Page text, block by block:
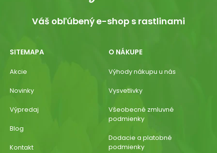
Váš obľúbený e-shop s rastlinami
SITEMAPA
Akcie
Novinky
Výpredaj
Blog
Kontakt
O NÁKUPE
Výhody nákupu u nás
Vysvetlivky
Všeobecné zmluvné
podmienky
Dodacie a platobné
podmienky